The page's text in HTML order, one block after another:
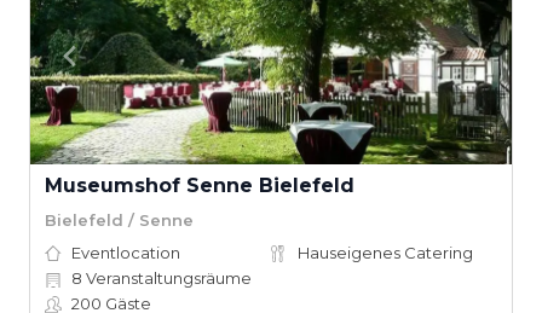
Museumshof Senne Bielefeld
Bielefeld / Senne
Eventlocation
Hauseigenes Catering
8 Veranstaltungsräume
200 Gäste